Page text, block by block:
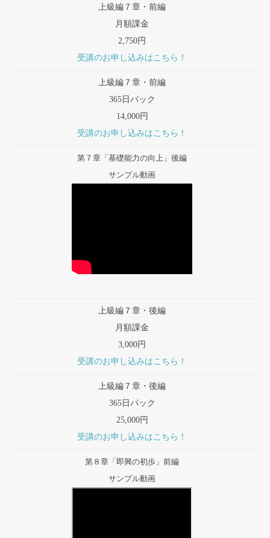
上級編７章・前編
月額課金
2,750円
受講のお申し込みはこちら！
上級編７章・前編
365日パック
14,000円
受講のお申し込みはこちら！
第７章「基礎能力の向上」後編
サンプル動画
上級編７章・後編
月額課金
3,000円
受講のお申し込みはこちら！
上級編７章・後編
365日パック
25,000円
受講のお申し込みはこちら！
第８章「即興の初歩」前編
サンプル動画